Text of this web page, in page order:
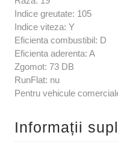
Indice greutate: 105
Indice viteza: Y
Eficienta combustibil: D
Eficienta aderenta: A
Zgomot: 73 DB
RunFlat: nu
Pentru vehicule
Informații